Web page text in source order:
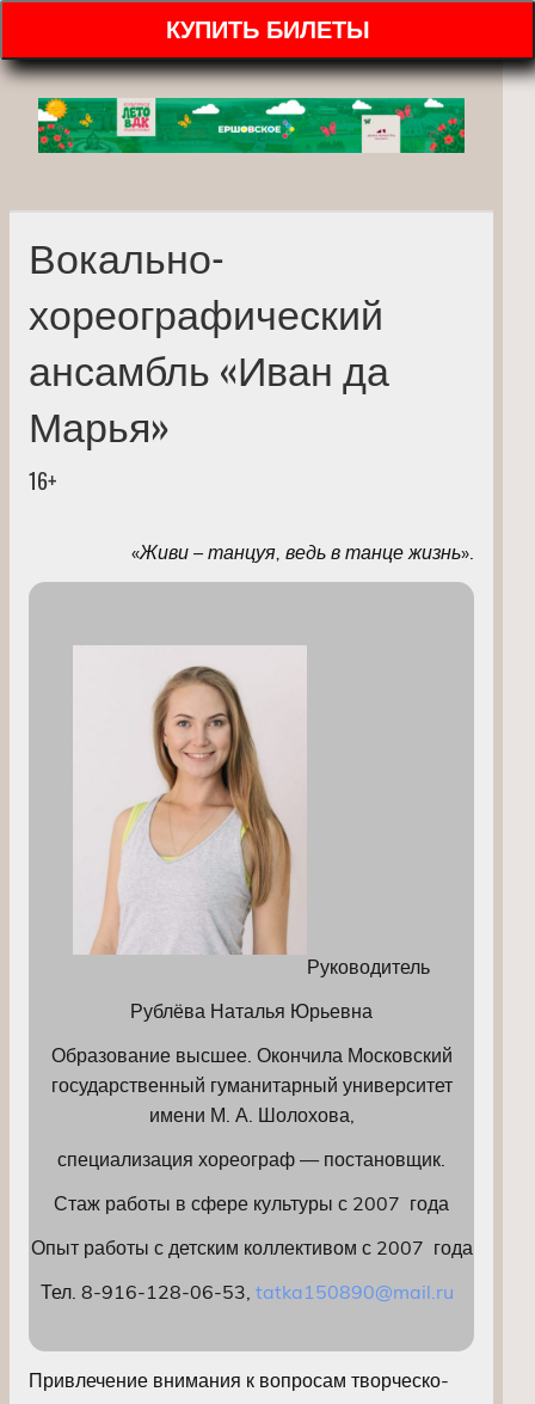
КУПИТЬ БИЛЕТЫ
Вокально-
хореографический
ансамбль «Иван да
Марья»
16+
«Живи – танцуя, ведь в танце жизнь».
Руководитель
Рублёва Наталья Юрьевна
Образование высшее. Окончила Московский
государственный гуманитарный университет
имени М. А. Шолохова,
специализация хореограф — постановщик.
Стаж работы в сфере культуры с 2007 года
Опыт работы с детским коллективом с 2007 года
Тел. 8-916-128-06-53, tatka150890@mail.ru
Привлечение внимания к вопросам творческо-